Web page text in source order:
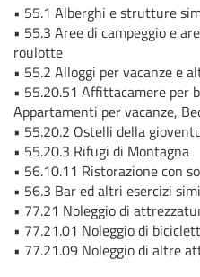
• 55.1 Alberghi e strutture
• 55.3 Aree di campeggio e
roulotte
• 55.2 Alloggi per vacanze e
• 55.20.51 Affittacamere per
Appartamenti per vacanze,
• 55.20.2 Ostelli della
• 55.20.3 Rifugi di Montagna
• 56.10.11 Ristorazione con
• 56.3 Bar ed altri esercizi
• 77.21 Noleggio di
• 77.21.01 Noleggio di
• 77.21.09 Noleggio di altre